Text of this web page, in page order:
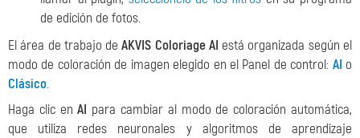
de edición de fotos.
El área de trabajo deAKVIS Coloriage AI está organizada según el
modo de coloración de imagen elegido en el Panel de control: AI o
Clásico.
Haga clic enAI para cambiar al modo de coloración automática,
que utiliza redes neuronales y algoritmos de aprendizaje